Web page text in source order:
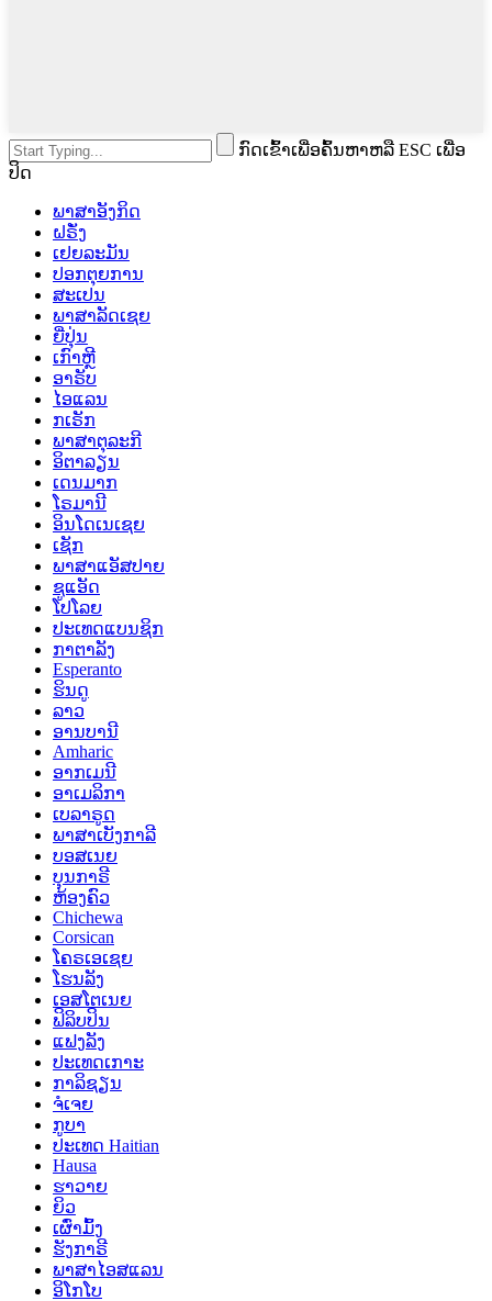
ກົດເຂົ້າເພື່ອຄົ້ນຫາຫລື ESC ເພື່ອ
ປິດ
ພາສາອັງກິດ
ຝຣັ່ງ
ເຢຍລະມັນ
ປອກຕຸຍການ
ສະເປນ
ພາສາລັດເຊຍ
ຍີ່ປຸ່ນ
ເກົາຫຼີ
ອາຣັບ
ໄອແລນ
ກເຣັກ
ພາສາຕຸລະກີ
ອິຕາລຽນ
ເດນມາກ
ໂຣມານີ
ອິນໂດເນເຊຍ
ເຊັກ
ພາສາແອັສປາຍ
ຊູແອັດ
ໂປໂລຍ
ປະເທດແບນຊິກ
ກາຕາລັງ
Esperanto
ຮິນດູ
ລາວ
ອານບານີ
Amharic
ອາກເມນີ
ອາເມລິກາ
ເບລາຣູດ
ພາສາເບັງກາລີ
ບອສເນຍ
ບຸນກາຣີ
ຫ້ອງຄົວ
Chichewa
Corsican
ໂຄຣເອເຊຍ
ໂຮນລັງ
ເອສໂຕເນຍ
ຟິລິບປິນ
ແຟງລັງ
ປະເທດເກາະ
ກາລິຊຽນ
ຈໍເຈຍ
ກູບາ
ປະເທດ Haitian
Hausa
ຮາວາຍ
ຍິວ
ເຜົ່າມົ້ງ
ຮັງກາຣີ
ພາສາໄອສແລນ
ອິໂກໂບ